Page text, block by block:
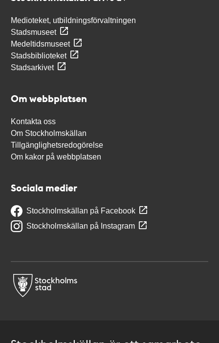
Medioteket, utbildningsförvaltningen
Stadsmuseet
Medeltidsmuseet
Stadsbiblioteket
Stadsarkivet
Om webbplatsen
Kontakta oss
Om Stockholmskällan
Tillgänglighetsredogörelse
Om kakor på webbplatsen
Sociala medier
Stockholmskällan på Facebook
Stockholmskällan på Instagram